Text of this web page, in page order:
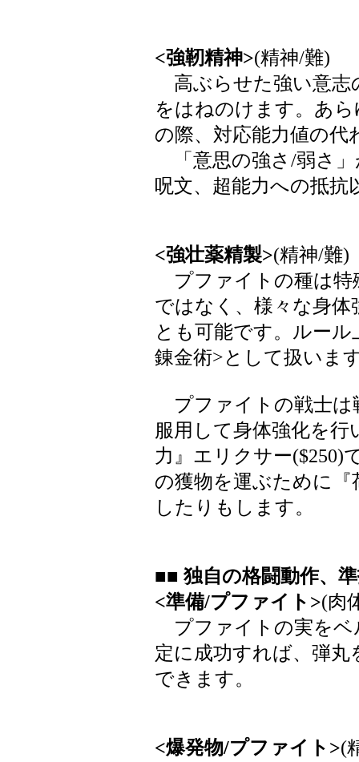
<強靭精神>(精神/難)
高ぶらせた強い意志
をはねのけます。あ
の際、対応能力値の
「意思の強さ/弱さ」
呪文、超能力への抵抗
<強壮薬精製>(精神/難)
プファイトの種は特
ではなく、様々な身
とも可能です。ルー
錬金術>として扱いま
プファイトの戦士は
服用して身体強化を
力』エリクサー($250)
の獲物を運ぶために『
したりもします。
■■ 独自の格闘動作、
<準備/プファイト>(肉
プファイトの実をベ
定に成功すれば、弾
できます。
<爆発物/プファイト>(